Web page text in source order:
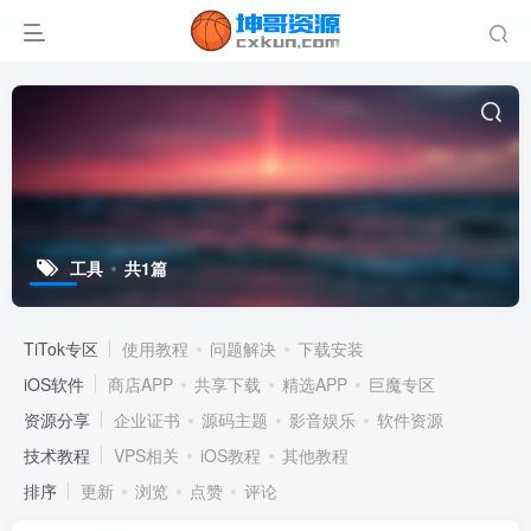
工具 共1篇
TiTok专区 使用教程 问题解决
下载安装
iOS软件
商店APP 共享下载 精选APP
巨魔专区
资源分享
企业证书 源码主题 影音娱乐
软件资源
技术教程
VPS相关 iOS教程
其他教程
排序
更新 浏览 点赞 评论